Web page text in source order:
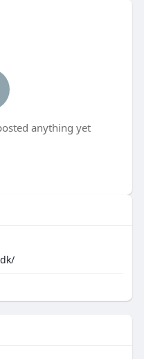
anything yet